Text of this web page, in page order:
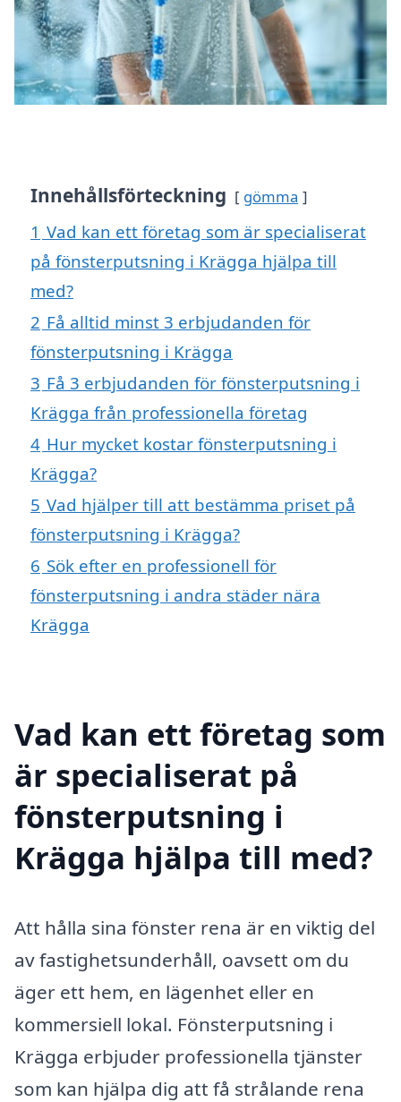
Innehållsförteckning gömma
1 Vad kan ett företag som är specialiserat
på fönsterputsning i Krägga hjälpa till
med?
2 Få alltid minst 3 erbjudanden för
fönsterputsning i Krägga
3 Få 3 erbjudanden för fönsterputsning i
Krägga från professionella företag
4 Hur mycket kostar fönsterputsning i
Krägga?
5 Vad hjälper till att bestämma priset på
fönsterputsning i Krägga?
6 Sök efter en professionell för
fönsterputsning i andra städer nära
Krägga
Vad kan ett företag som
är specialiserat på
fönsterputsning i
Krägga hjälpa till med?
Att hålla sina fönster rena är en viktig del
av fastighetsunderhåll, oavsett om du
äger ett hem, en lägenhet eller en
kommersiell lokal. Fönsterputsning i
Krägga erbjuder professionella tjänster
som kan hjälpa dig att få strålande rena